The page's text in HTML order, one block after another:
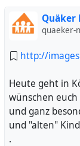
Quäker
quaeker-
http://
Heute geht in
wünschen
und ganz
und "alten"
.